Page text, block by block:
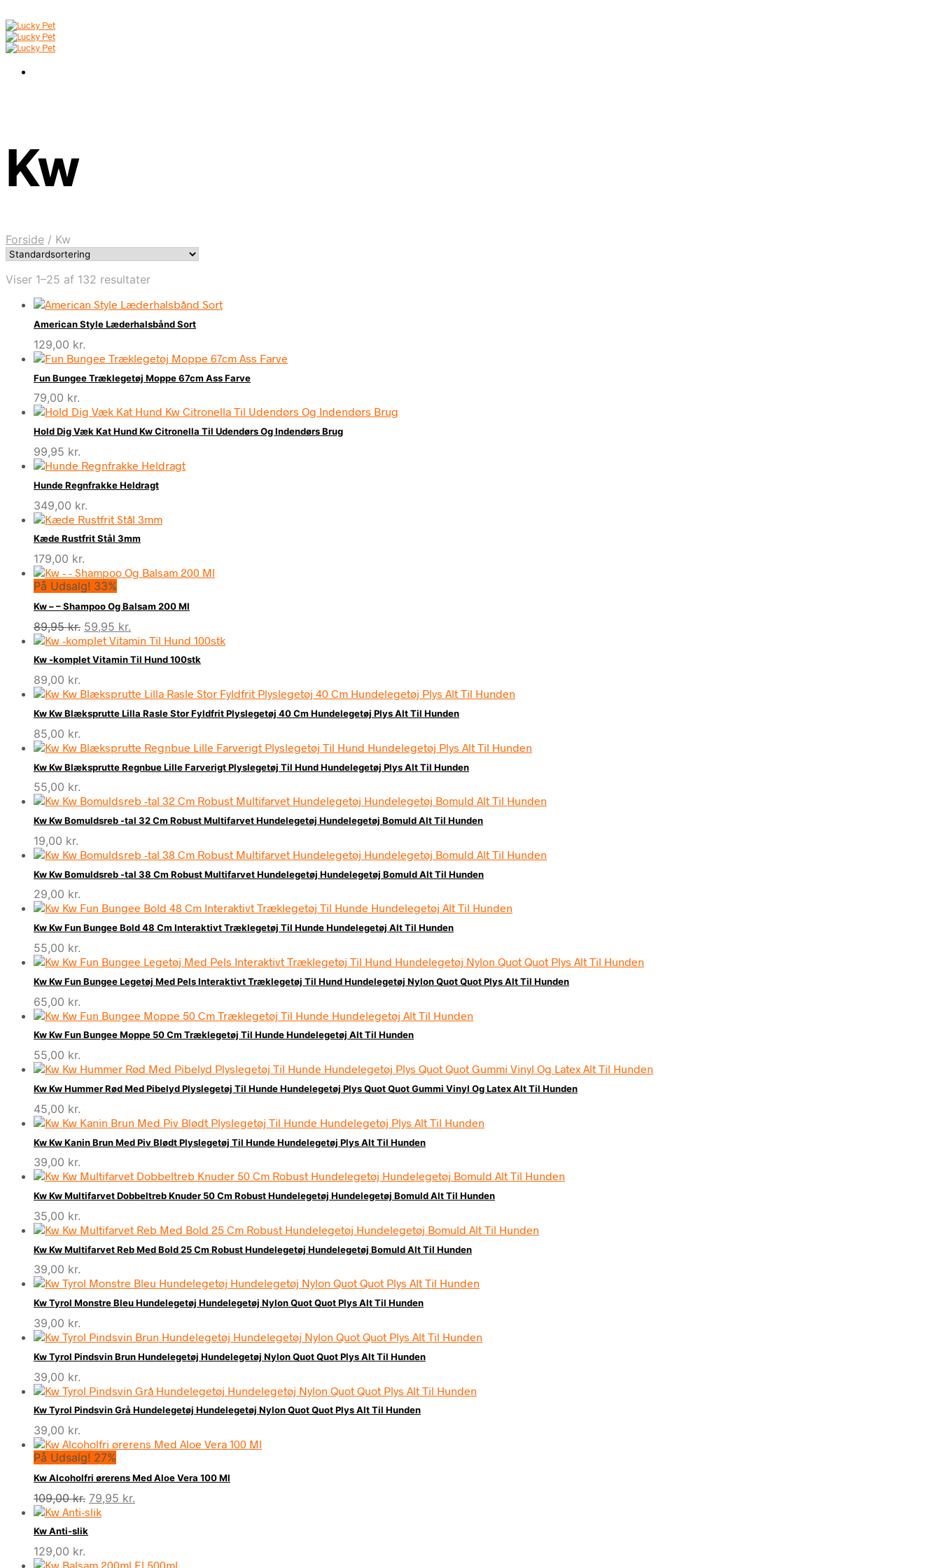
Kw
Forside / Kw
Viser 1–25 af 132 resultater
American Style Læderhalsbånd Sort
129,00 kr.
Fun Bungee Træklegetøj Moppe 67cm Ass Farve
79,00 kr.
Hold Dig Væk Kat Hund Kw Citronella Til Udendørs Og Indendørs Brug
99,95 kr.
Hunde Regnfrakke Heldragt
349,00 kr.
Kæde Rustfrit Stål 3mm
179,00 kr.
På Udsalg! 33%
Kw – – Shampoo Og Balsam 200 Ml
89,95kr. Den
oprindelige
pris
var:
59,95 kr.
aktuelle
pris
er:
Kw -komplet Vitamin Til Hund 100stk
89,00 kr.
Kw Kw Blæksprutte Lilla Rasle Stor Fyldfrit Plyslegetøj 40 Cm Hundelegetøj Plys Alt Til Hunden
85,00 kr.
Kw Kw Blæksprutte Regnbue Lille Farverigt Plyslegetøj Til Hund Hundelegetøj Plys Alt Til Hunden
55,00 kr.
Kw Kw Bomuldsreb -tal 32 Cm Robust Multifarvet Hundelegetøj Hundelegetøj Bomuld Alt Til Hunden
19,00 kr.
Kw Kw Bomuldsreb -tal 38 Cm Robust Multifarvet Hundelegetøj Hundelegetøj Bomuld Alt Til Hunden
29,00 kr.
Kw Kw Fun Bungee Bold 48 Cm Interaktivt Træklegetøj Til Hunde Hundelegetøj Alt Til Hunden
55,00 kr.
Kw Kw Fun Bungee Legetøj Med Pels Interaktivt Træklegetøj Til Hund Hundelegetøj Nylon Quot Quot Plys Alt Til Hunden
65,00 kr.
Kw Kw Fun Bungee Moppe 50 Cm Træklegetøj Til Hunde Hundelegetøj Alt Til Hunden
55,00 kr.
Kw Kw Hummer Rød Med Pibelyd Plyslegetøj Til Hunde Hundelegetøj Plys Quot Quot Gummi Vinyl Og Latex Alt Til Hunden
45,00 kr.
Kw Kw Kanin Brun Med Piv Blødt Plyslegetøj Til Hunde Hundelegetøj Plys Alt Til Hunden
39,00 kr.
Kw Kw Multifarvet Dobbeltreb Knuder 50 Cm Robust Hundelegetøj Hundelegetøj Bomuld Alt Til Hunden
35,00 kr.
Kw Kw Multifarvet Reb Med Bold 25 Cm Robust Hundelegetøj Hundelegetøj Bomuld Alt Til Hunden
39,00 kr.
Kw Tyrol Monstre Bleu Hundelegetøj Hundelegetøj Nylon Quot Quot Plys Alt Til Hunden
39,00 kr.
Kw Tyrol Pindsvin Brun Hundelegetøj Hundelegetøj Nylon Quot Quot Plys Alt Til Hunden
39,00 kr.
Kw Tyrol Pindsvin Grå Hundelegetøj Hundelegetøj Nylon Quot Quot Plys Alt Til Hunden
39,00 kr.
På Udsalg! 27%
Kw Alcoholfri ørerens Med Aloe Vera 100 Ml
109,00kr. Den
oprindelige
79,95 kr.
Kw Anti-slik
129,00 kr.